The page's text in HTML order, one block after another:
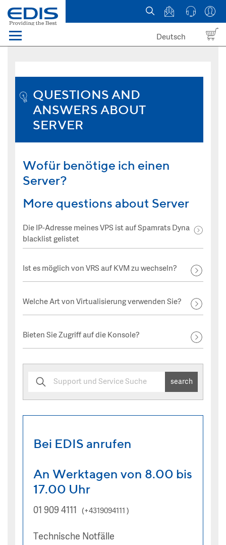
Menü
News
Deutsch
QUESTIONS AND
ANSWERS ABOUT
SERVER
Wofür benötige ich einen
Server?
More questions about Server
Die IP-Adresse meines VPS ist auf Spamrats Dyna
blacklist gelistet
Ist es möglich von VRS auf KVM zu wechseln?
Welche Art von Virtualisierung verwenden Sie?
Bieten Sie Zugriff auf die Konsole?
search
Bei EDIS anrufen
An Werktagen von 8.00 bis
17.00 Uhr
01 909 4111 (+4319094111 )
Technische Notfälle